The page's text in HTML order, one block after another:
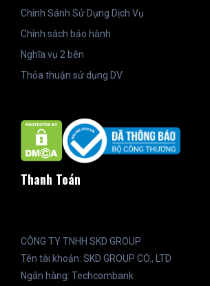
Chính Sánh Sử Dụng Dịch Vụ
Chính sách bảo hành
Nghĩa vụ 2 bên
Thỏa thuận sử dụng DV
Thanh Toán
CÔNG TY TNHH SKD GROUP
Tên tài khoản: SKD GROUP CO., LTD
Ngân hàng: Techcombank